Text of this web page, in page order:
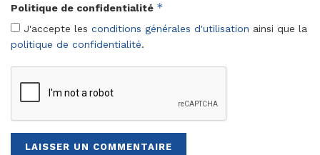
Politique de confidentialité *
J'accepte les conditions générales d'utilisation ainsi que la
politique de confidentialité.